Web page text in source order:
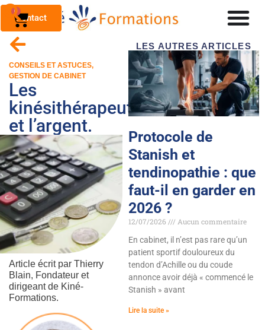
Contact
0
CONSEILS ET ASTUCES,
GESTION DE CABINET
Les
kinésithérapeutes
et l’argent.
Article écrit par Thierry
Blain, Fondateur et
dirigeant de Kiné-
Formations.
LES AUTRES ARTICLES
Protocole de
Stanish et
tendinopathie : que
faut-il en garder en
2026 ?
12/07/2026
Aucun commentaire
En cabinet, il n’est pas rare qu’un
patient sportif douloureux du
tendon d’Achille ou du coude
annonce avoir déjà « commencé le
Stanish » avant
Lire la suite »